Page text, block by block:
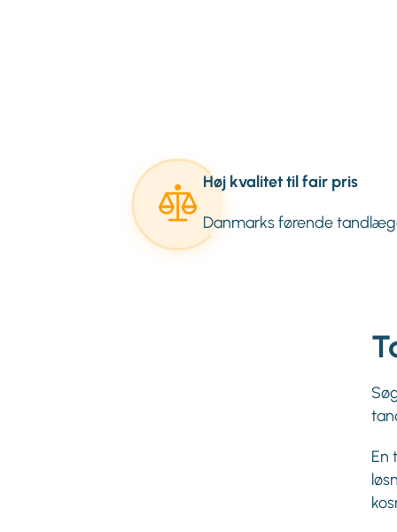
Høj kvalitet til fair pris
Danmarks førende
En